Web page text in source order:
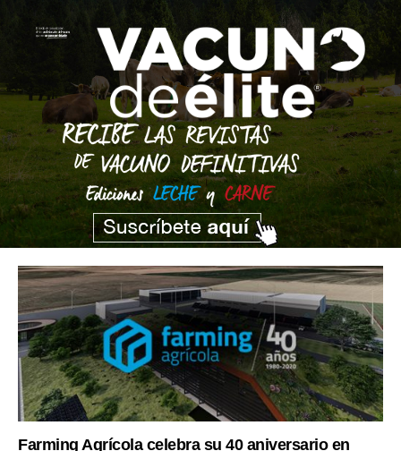
Farming Agrícola celebra su 40 aniversario en